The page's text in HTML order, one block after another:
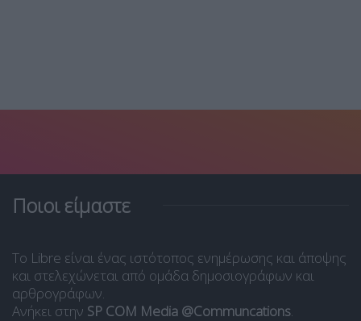
Ποιοι είμαστε
Το Libre είναι ένας ιστότοπος ενημέρωσης και άποψης
και στελεχώνεται από ομάδα δημοσιογράφων και
αρθρογράφων.
Ανήκει στην SP COM Media @Communcations.